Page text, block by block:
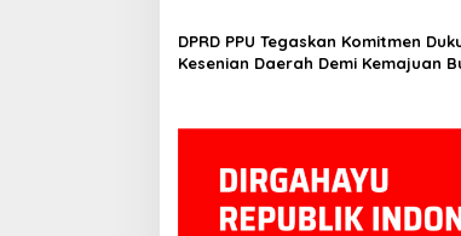
DPRD PPU Tegaskan Komitmen
Kesenian Daerah Demi Kemajuan